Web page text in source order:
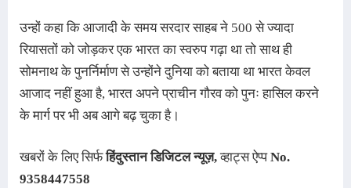
उन्हों कहा कि आजादी के समय सरदार साहब ने 500 से ज्यादा
रियासतों को जोड़कर एक भारत का स्वरुप गढ़ा था तो साथ ही
सोमनाथ के पुनर्निर्माण से उन्होंने दुनिया को बताया था भारत केवल
आजाद नहीं हुआ है, भारत अपने प्राचीन गौरव को पुनः हासिल करने
के मार्ग पर भी अब आगे बढ़ चुका है।
खबरों के लिए सिर्फ हिंदुस्तान डिजिटल न्यूज़,व्हाट्स ऐप्प No.
9358447558